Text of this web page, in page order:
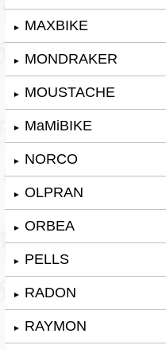
► MAXBIKE
► MONDRAKER
► MOUSTACHE
► MaMiBIKE
► NORCO
► OLPRAN
► ORBEA
► PELLS
► RADON
► RAYMON